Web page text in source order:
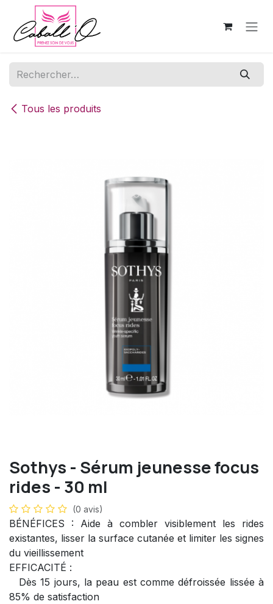
Se rendre au contenu
Tous les produits
Sothys - Sérum jeunesse focus
rides - 30 ml
(0 avis)
BÉNÉFICES : Aide à combler visiblement les rides
existantes, lisser la surface cutanée et limiter les signes
du vieillissement
EFFICACITÉ :
Dès 15 jours, la peau est comme défroissée lissée à
85% de satisfaction